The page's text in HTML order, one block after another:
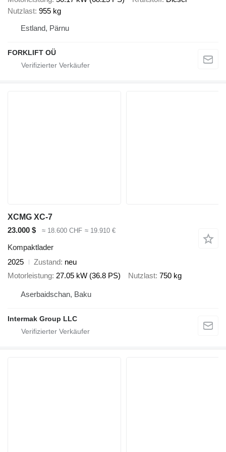
Nutzlast 955 kg
Estland, Pärnu
FORKLIFT OÜ
XCMG XC-7
23.000 $
≈ 18.600 CHF ≈ 19.910 €
Kompaktlader
2025
Zustand neu
Motorleistung 27.05 kW (36.8 PS) Nutzlast 750 kg
Aserbaidschan, Baku
Intermak Group LLC